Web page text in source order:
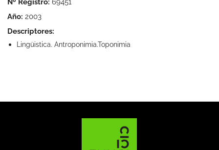
Nº Registro: 69451
Año: 2003
Descriptores:
Lingüistica. Antroponimia.Toponimia